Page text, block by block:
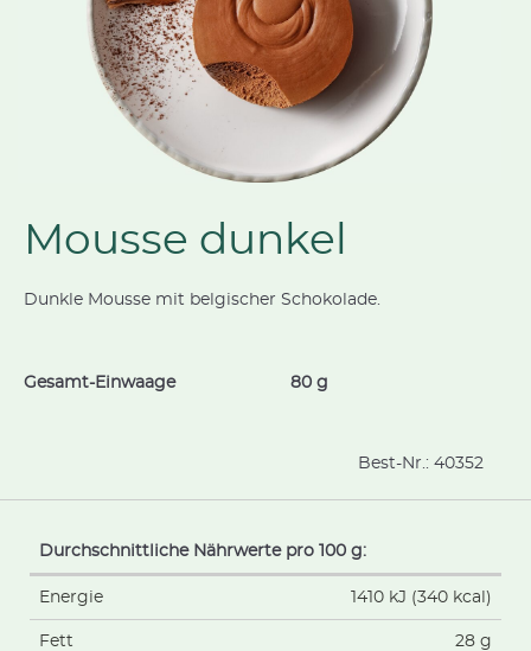
Mousse dunkel
Dunkle Mousse mit belgischer Schokolade.
Gesamt-Einwaage 80 g
Best-Nr.: 40352
Durchschnittliche Nährwerte pro 100 g:
Energie 1410 kJ (340 kcal)
Fett 28 g